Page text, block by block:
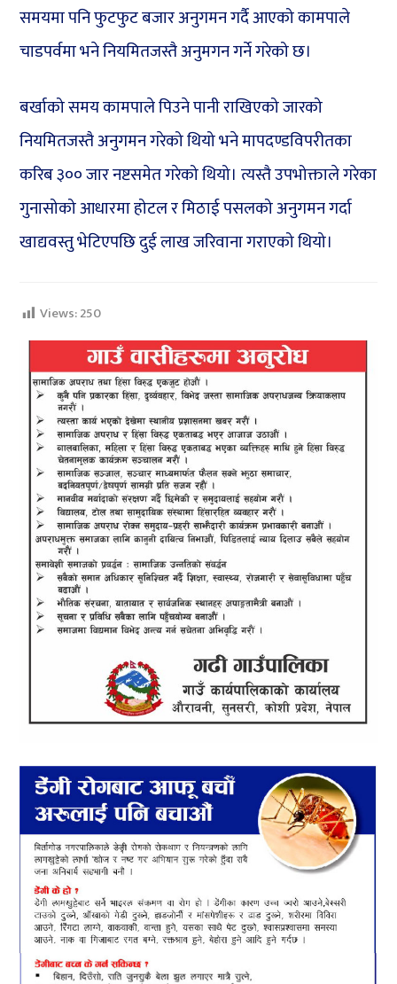
समयमा पनि फुटफुट बजार अनुगमन गर्दै आएको कामपाले
चाडपर्वमा भने नियमितजस्तै अनुमगन गर्ने गरेको छ।
बर्खाको समय कामपाले पिउने पानी राखिएको जारको
नियमितजस्तै अनुगमन गरेको थियो भने मापदण्डविपरीतका
करिब ३०० जार नष्टसमेत गरेको थियो। त्यस्तै उपभोक्ताले गरेका
गुनासोको आधारमा होटल र मिठाई पसलको अनुगमन गर्दा
खाद्यवस्तु भेटिएपछि दुई लाख जरिवाना गराएको थियो।
Views:250